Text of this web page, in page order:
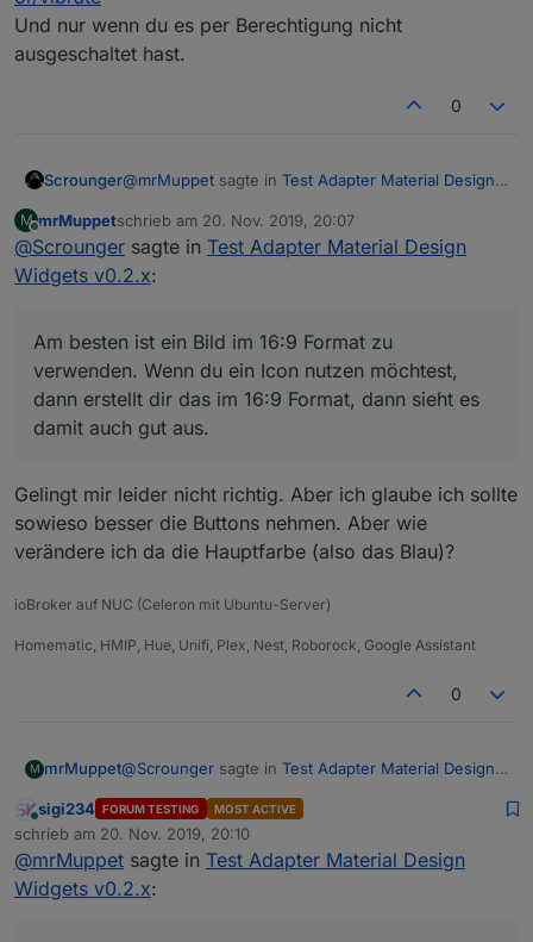
Und nur wenn du es per Berechtigung nicht
ausgeschaltet hast.
0
Scrounger@mrMuppet sagte in Test Adapter Material Design
Kann ich bei den cards den automatischen
Per Editor nicht, geht aber sicher per css.
verwenden. Wenn du ein Icon nutzen möchtest,
dann erstellt dir das im 16:9 Format, dann sieht es
damit auch gut aus.
@ dos1973sagte in Test Adapter Material Design
Widgets v0.2.x :
zumindest bei meinen nicht...
https://developer.mozilla.org/de/docs/Web/API/Navi
Und nur wenn du es per Berechtigung nicht
ausgeschaltet hast.
M
Offline
mrMuppetschrieb am 20. Nov. 2019, 20:07
zuletzt editiert von
@Scrounger sagte in Test Adapter Material Design
Widgets v0.2.x:
Am besten ist ein Bild im 16:9 Format zu
verwenden. Wenn du ein Icon nutzen möchtest,
dann erstellt dir das im 16:9 Format, dann sieht es
damit auch gut aus.
Gelingt mir leider nicht richtig. Aber ich glaube ich sollte
sowieso besser die Buttons nehmen. Aber wie
verändere ich da die Hauptfarbe (also das Blau)?
ioBroker auf NUC (Celeron mit Ubuntu-Server)
Homematic, HMIP, Hue, Unifi, Plex, Nest, Roborock, Google Assistant
0
M mrMuppet@Scrounger sagte in Test Adapter Material Design
Am besten ist ein Bild im 16:9 Format zu
verwenden. Wenn du ein Icon nutzen
möchtest, dann erstellt dir das im 16:9 Format,
dann sieht es damit auch gut aus.
Gelingt mir leider nicht richtig. Aber ich glaube ich
sollte sowieso besser die Buttons nehmen. Aber
Online
sigi234 FORUM TESTING MOST ACTIVE
schrieb am 20. Nov. 2019, 20:10
zuletzt editiert von
@mrMuppet sagte in Test Adapter Material Design
Widgets v0.2.x: